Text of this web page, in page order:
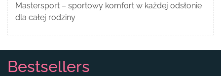
Mastersport – sportowy komfort w każdej odsłonie
dla całej rodziny
Bestsellers